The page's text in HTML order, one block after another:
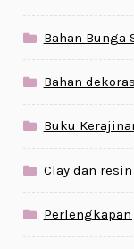
Bahan Bunga
Bahan
Buku
Clay dan resin